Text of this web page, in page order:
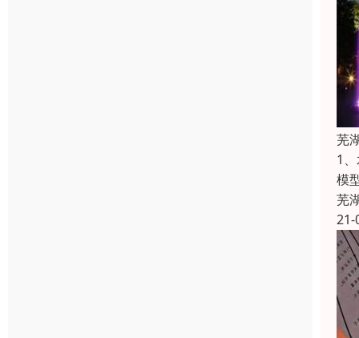
芜
1
模
芜
21-